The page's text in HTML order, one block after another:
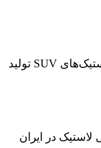
برخی از برندهای ایرانی مطرح که لاستیک‌های SUV تولید
در ایران